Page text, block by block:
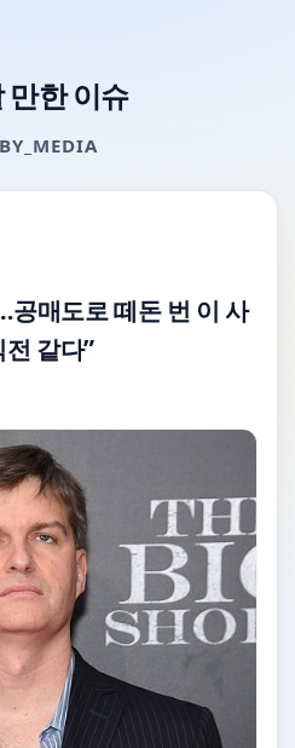
만한 이슈
공매도로 떼돈 번 이 사
같다”